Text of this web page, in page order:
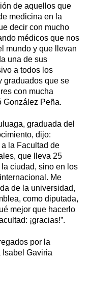
de aquellos que
medicina en la
decir con mucho
médicos que nos
mundo y que llevan
una de sus
a todos los
graduados que se
con mucha
González Peña.
graduada del
dijo:
la Facultad de
que lleva 25
ciudad, sino en los
Me
de la universidad,
como diputada,
mejor que hacerlo
¡gracias!”.
por la
Isabel Gaviria